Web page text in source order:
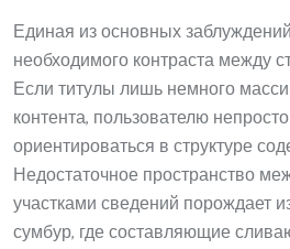
Единая из основных
необходимого контраста между
Если титулы лишь немного
контента, пользователю
ориентироваться в структуре
Недостаточное пространство
участками сведений порождает
сумбур, где составляющие